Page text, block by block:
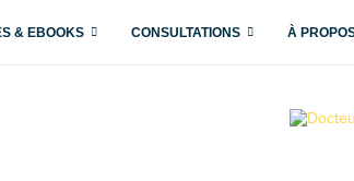
& EBOOKS CONSULTATIONS À